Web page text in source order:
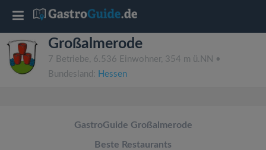
Großalmerode
7 Betriebe, 6.536 Einwohner, 354 m ü.NN •
Bundesland: Hessen
GastroGuide Großalmerode
Beste Restaurants
T
o